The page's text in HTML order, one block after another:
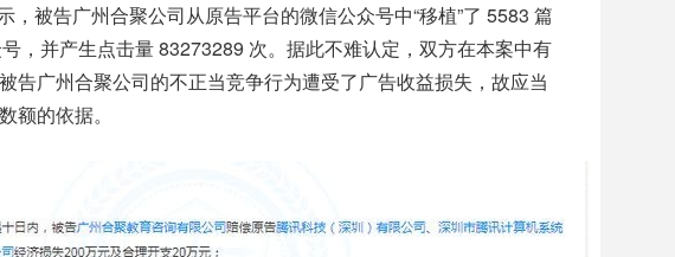
，被告广州合聚公司从原告平台的微信公众号中“移植”了 5583 篇
，并产生点击量 83273289 次。据此不难认定，双方在本案中有
告广州合聚公司的不正当竞争行为遭受了广告收益损失，故应当
额的依据。